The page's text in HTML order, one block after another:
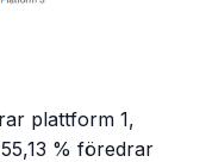
plattform 1,
% föredrar